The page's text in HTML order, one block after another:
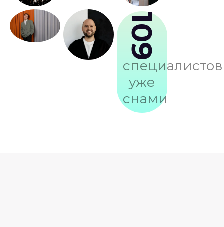
109
специалистов
уже
снами